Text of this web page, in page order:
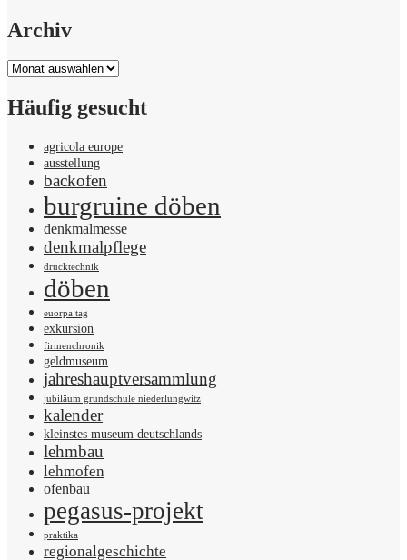
Archiv
Archiv
Häufig gesucht
agricola europe
ausstellung
backofen
burgruine döben
denkmalmesse
denkmalpflege
drucktechnik
döben
euorpa tag
exkursion
firmenchronik
geldmuseum
jahreshauptversammlung
jubiläum grundschule niederlungwitz
kalender
kleinstes museum deutschlands
lehmbau
lehmofen
ofenbau
pegasus-projekt
praktika
regionalgeschichte